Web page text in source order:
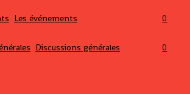
Les événements 0
Discussions générales 0